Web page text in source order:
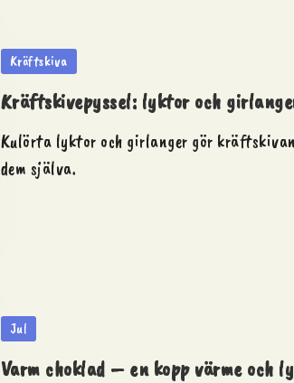
Posted
Kräftskiva
Kräftskivepyssel: lyktor och
Kulörta lyktor och girlanger gör
dem själva.
Posted
in
Jul
Varm choklad – en kopp värme och